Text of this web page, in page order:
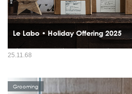
Le Labo • Holiday Offering 2025
เมื่อเทศกาลวันหยุดเริ่มต้นขึ้นอย่างเต็มที่ เลอ ลา
พื้นที่ที่คุณพบกับความสงบและได้พักใจ เราขอเ
25.11.68
Grooming